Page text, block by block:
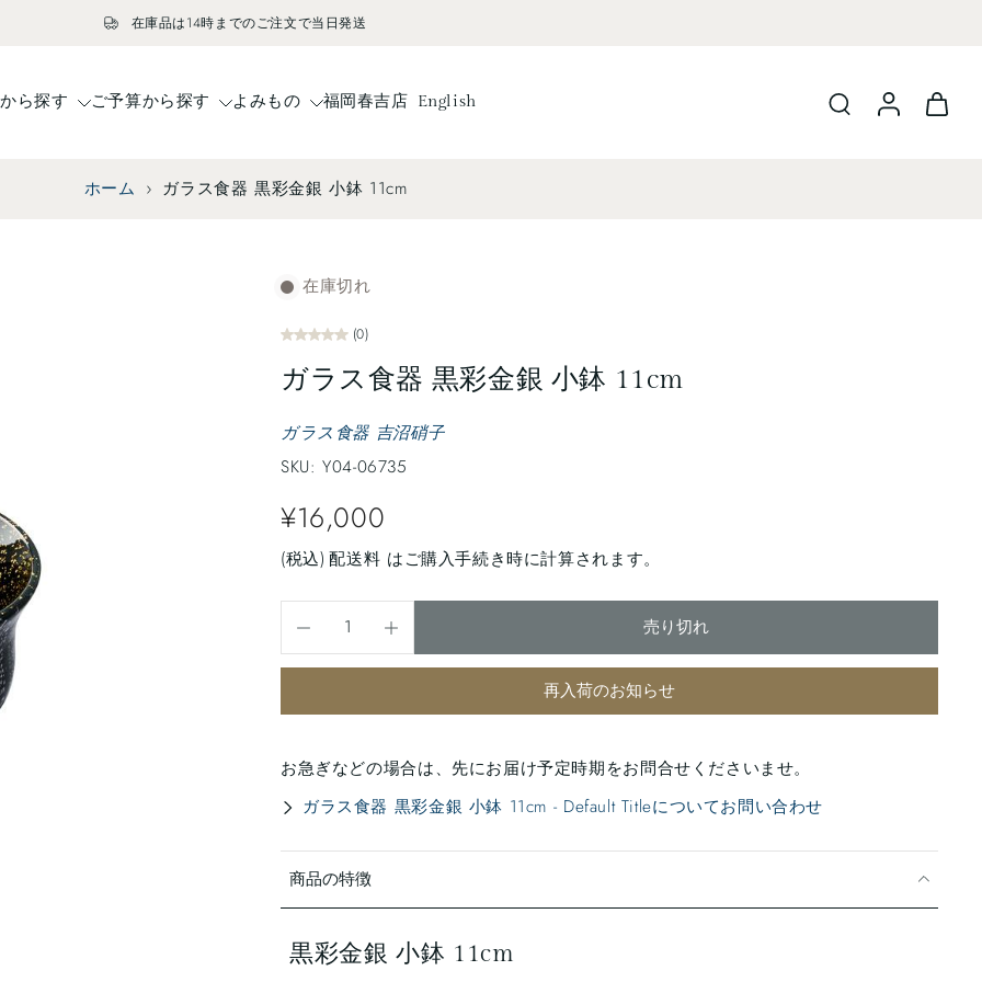
在庫品は14時までのご注文で当日発送
ら探す ご予算から探す よみもの 福岡春吉店 English
ホーム › ガラス食器 黒彩金銀 小鉢 11cm
在庫切れ
(0)
ガラス食器 黒彩金銀 小鉢 11cm
ガラス食器 吉沼硝子
SKU: Y04-06735
¥16,000
(税込) 配送料 はご購入手続き時に計算されます。
売り切れ
再入荷のお知らせ
お急ぎなどの場合は、先にお届け予定時期をお問合せくださいませ。
ガラス食器 黒彩金銀 小鉢 11cm - Default Titleについてお問い合わせ
商品の特徴
黒彩金銀 小鉢 11cm